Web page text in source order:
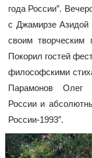
года России”.
с Джамирзе Азидой
своим творческим
Покорил гостей
философскими
Парамонов Олег
России и
России-1993”.